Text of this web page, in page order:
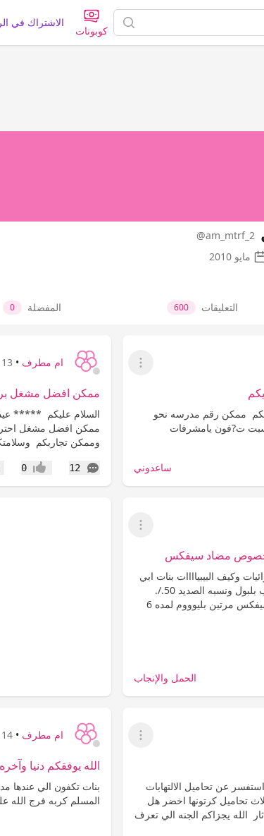
كوبونات
الاشتراك في
@am_mtrf_2
مايو 2010
التعليقات 600 المفضلة 0
عرض القائمة
ممكن رقم مدرسه نحو
ت?فون يامشرفات
ساعدوني
ام مطرف • 13 سنة
ممكن افضل مشغل
السلام عليكم *****
ممكن افضل مشغل
وممكن تجاربكم
12
التعليقات إعجاب0
عرض القائمة
بخصوص مضاد سيفكس
وكيف البيبياااات بنات ابي
استفسر منكم للي عندها تجربه انا عندي التهاب بلبول ونسبه الصديد 50./.
بلميه وصرفتلي الدكتوره مضاد حيوي اسمه سيفكس مرتين بليوووم لمده 6
الحمل والإنجاب
عرض القائمة
عن تحاميل الالتهابات
تحاميل كرتونها اخضر هل
الله يجزاكم الجنه الي تعرف
ام مطرف • 14 سنة
الله يوفقكم دنيا
بنات تكفون الي
المسلم كربه فرج الله